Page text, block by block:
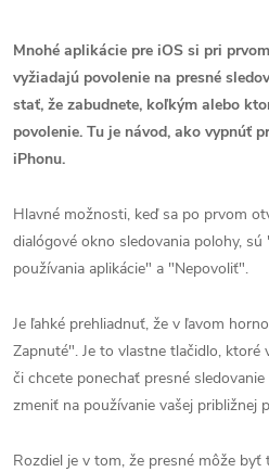
Mnohé aplikácie pre iOS si pri
vyžiadajú povolenie na presné
stať, že zabudnete, koľkým alebo
povolenie. Tu je návod, ako vypnúť
iPhonu.
Hlavné možnosti, keď sa po prvom
dialógové okno sledovania polohy,
používania aplikácie" a "Nepovoliť".
Je ľahké prehliadnuť, že v ľavom
Zapnuté". Je to vlastne tlačidlo,
či chcete ponechať presné
zmeniť na používanie vašej približnej
Rozdiel je v tom, že presné môže